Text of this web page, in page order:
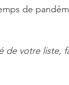
de
de votre liste,